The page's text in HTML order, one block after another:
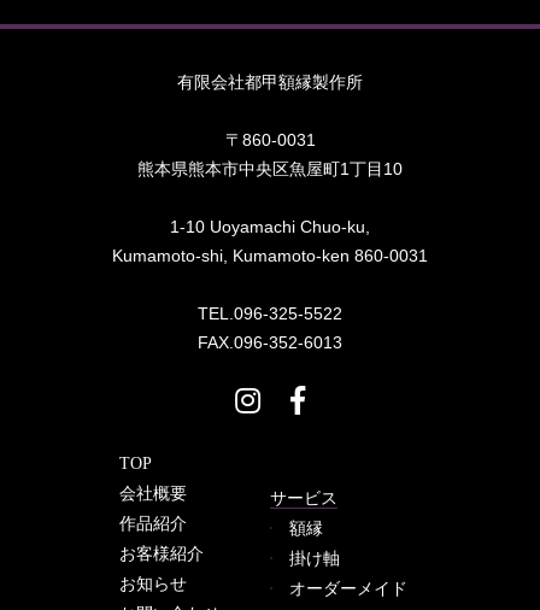
有限会社都甲額縁製作所
〒860-0031
熊本県熊本市中央区魚屋町1丁目10
1-10 Uoyamachi Chuo-ku,
Kumamoto-shi, Kumamoto-ken 860-0031
TEL.096-325-5522
FAX.096-352-6013
TOP
会社概要
作品紹介
お客様紹介
お知らせ
サービス
額縁
掛け軸
オーダーメイド